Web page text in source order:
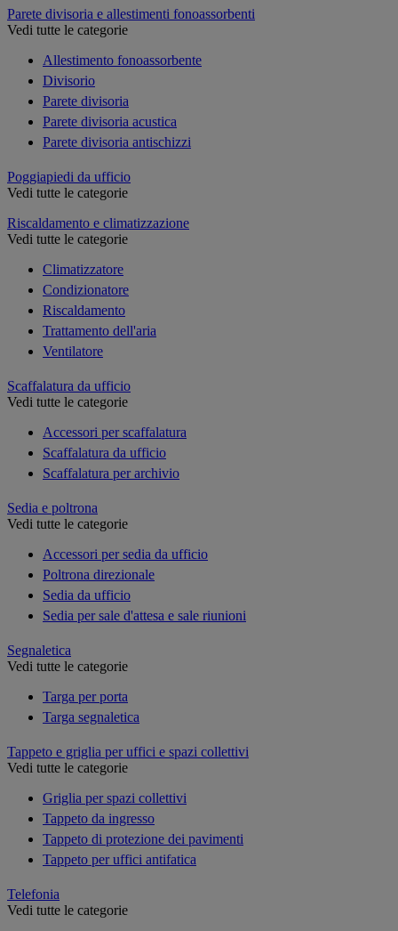
Parete divisoria e allestimenti fonoassorbenti
Vedi tutte le categorie
Allestimento fonoassorbente
Divisorio
Parete divisoria
Parete divisoria acustica
Parete divisoria antischizzi
Poggiapiedi da ufficio
Vedi tutte le categorie
Riscaldamento e climatizzazione
Vedi tutte le categorie
Climatizzatore
Condizionatore
Riscaldamento
Trattamento dell'aria
Ventilatore
Scaffalatura da ufficio
Vedi tutte le categorie
Accessori per scaffalatura
Scaffalatura da ufficio
Scaffalatura per archivio
Sedia e poltrona
Vedi tutte le categorie
Accessori per sedia da ufficio
Poltrona direzionale
Sedia da ufficio
Sedia per sale d'attesa e sale riunioni
Segnaletica
Vedi tutte le categorie
Targa per porta
Targa segnaletica
Tappeto e griglia per uffici e spazi collettivi
Vedi tutte le categorie
Griglia per spazi collettivi
Tappeto da ingresso
Tappeto di protezione dei pavimenti
Tappeto per uffici antifatica
Telefonia
Vedi tutte le categorie